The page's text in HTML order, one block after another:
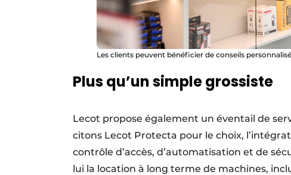
Les clients peuvent bénéficier de conseils
Plus qu’un simple grossiste
Lecot propose également un éventail de
citons Lecot Protecta pour le choix,
contrôle d’accès, d’automatisation et de
lui la location à long terme de machines,